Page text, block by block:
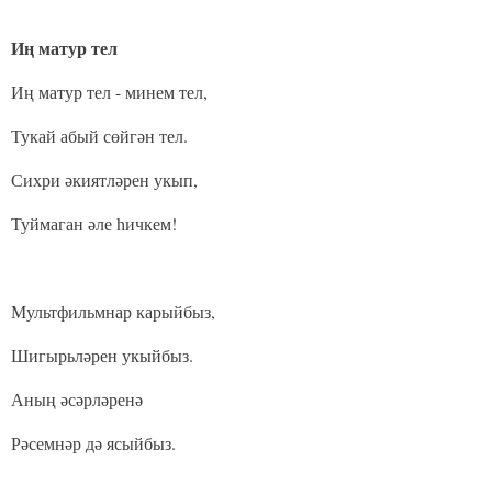
Иң матур тел
Иң матур тел - минем тел,
Тукай абый сөйгән тел.
Сихри әкиятләрен укып,
Туймаган әле һичкем!
Мультфильмнар карыйбыз,
Шигырьләрен укыйбыз.
Аның әсәрләренә
Рәсемнәр дә ясыйбыз.